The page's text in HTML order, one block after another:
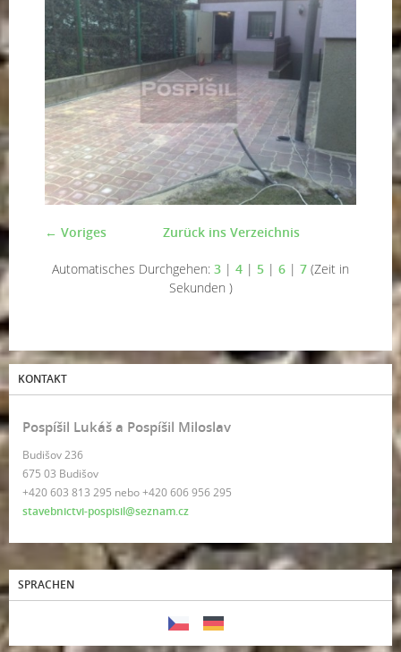
← Voriges Zurück ins Verzeichnis
Automatisches Durchgehen: 3 | 4 | 5 | 6 | 7 (Zeit in
Sekunden )
KONTAKT
Pospíšil Lukáš a Pospíšil Miloslav
Budišov 236
675 03 Budišov
+420 603 813 295 nebo +420 606 956 295
stavebnictvi-pospisil@seznam.cz
SPRACHEN